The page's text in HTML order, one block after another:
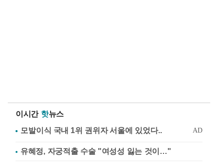
이시간 핫뉴스
유혜정, 자궁적출 수술 "여성성 잃는 것이…"